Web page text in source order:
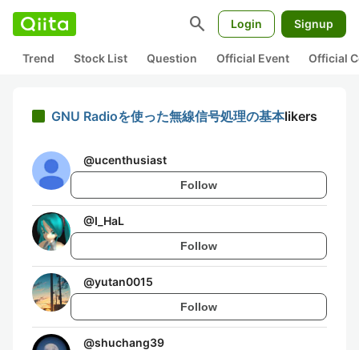
search Login Signup
Trend Stock List Question Official Event Official
GNU Radioを使った無線信号処理の基本likers
@ucenthusiast
Follow
@I_HaL
Follow
@yutan0015
Follow
@shuchang39